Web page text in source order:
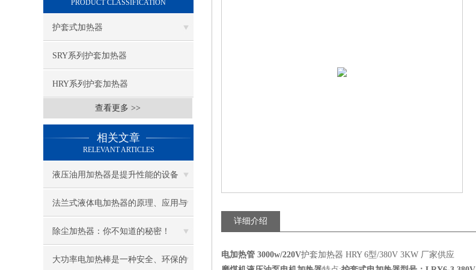
PRODUCT CLASSIFICATION
护套式加热器
SRY系列护套加热器
HRY系列护套加热器
查看更多 >>
相关文章
RELEVANT ARTICLES
液压油用加热器是提升性能的设备
法兰式液体电加热器的原理、应用与
优势
除尘加热器：你不知道的秘密！
大功率电加热棒是一种安全、环保的
详细介绍
电加热管 3000w/220V护套加热器 HRY 6型/380V 3KW 厂家供应